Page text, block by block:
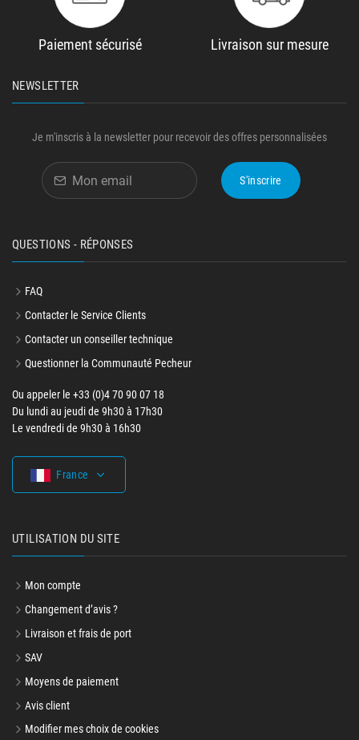
Paiement sécurisé Livraison sur mesure
NEWSLETTER
Je m'inscris à la newsletter pour recevoir des offres personnalisées
S'inscrire
QUESTIONS - RÉPONSES
FAQ
Contacter le Service Clients
Contacter un conseiller technique
Questionner la Communauté Pecheur
Ou appeler le +33 (0)4 70 90 07 18
Du lundi au jeudi de 9h30 à 17h30
Le vendredi de 9h30 à 16h30
France
UTILISATION DU SITE
Mon compte
Changement d’avis ?
Livraison et frais de port
SAV
Moyens de paiement
Avis client
Modifier mes choix de cookies